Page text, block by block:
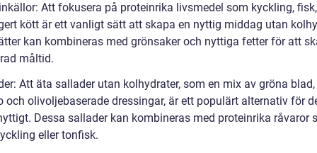
Att fokusera på proteinrika livsmedel som kyckling,
kött är ett vanligt sätt att skapa en nyttig middag utan
kan kombineras med grönsaker och nyttiga fetter för att
måltid.
Att äta sallader utan kolhydrater, som en mix av gröna
och olivoljebaserade dressingar, är ett populärt alternativ för
Dessa sallader kan kombineras med proteinrika råvaror
eller tonfisk.